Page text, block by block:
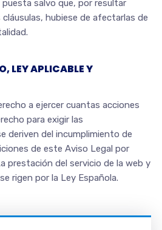
salvo que, por resultar
hubiese de afectarlas de
LEY APLICABLE Y
a ejercer cuantas acciones
para exigir las
deriven del incumplimiento de
de este Aviso Legal por
prestación del servicio de la web y
rigen por la Ley Española.